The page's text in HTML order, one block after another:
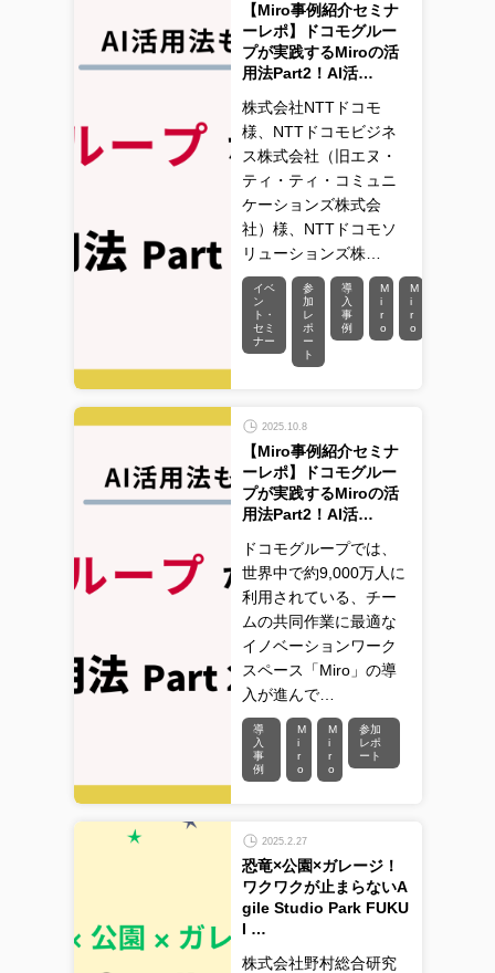
【Miro事例紹介セミナ
ーレポ】ドコモグルー
プが実践するMiroの活
用法Part2！AI活…
株式会社NTTドコモ
様、NTTドコモビジネ
ス株式会社（旧エヌ・
ティ・ティ・コミュニ
ケーションズ株式会
社）様、NTTドコモソ
リューションズ株…
イベ
ン
ト・
セミ
ナー
参
加
レ
ポ
ー
ト
導
入
事
例
M
i
r
o
M
i
r
o
2025.10.8
【Miro事例紹介セミナ
ーレポ】ドコモグルー
プが実践するMiroの活
用法Part2！AI活…
ドコモグループでは、
世界中で約9,000万人に
利用されている、チー
ムの共同作業に最適な
イノベーションワーク
スペース「Miro」の導
入が進んで…
導
入
事
例
M
i
r
o
M
i
r
o
参加
レポ
ート
2025.2.27
恐竜×公園×ガレージ！
ワクワクが止まらないA
gile Studio Park FUKU
I …
株式会社野村総合研究